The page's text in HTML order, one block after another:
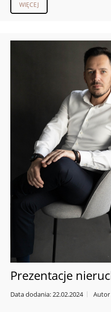
WIĘCEJ
Prezentacje
Data dodania: 22.02.2024 Autor